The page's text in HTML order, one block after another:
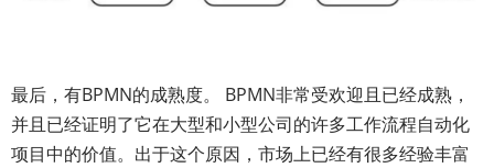
最后，有BPMN的成熟度。 BPMN非常受欢迎且已经成熟，
并且已经证明了它在大型和小型公司的许多工作流程自动化
项目中的价值。出于这个原因，市场上已经有很多经验丰富